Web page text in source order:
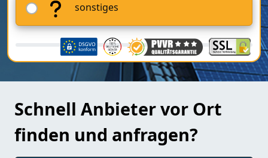
sonstiges
Schnell Anbieter vor Ort
finden und anfragen?